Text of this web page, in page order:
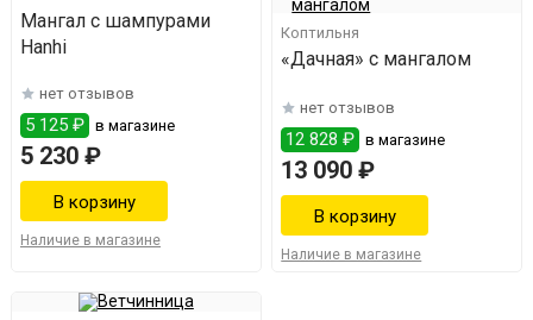
Мангал с шампурами
Hanhi
нет отзывов
5 125 ₽ в магазине
5 230 ₽
Наличие в магазине
Коптильня
«Дачная» с мангалом
нет отзывов
12 828 ₽ в магазине
13 090 ₽
Наличие в магазине